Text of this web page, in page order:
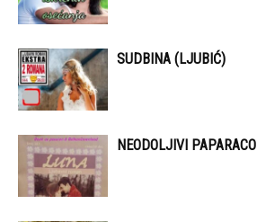
SUDBINA (LJUBIĆ)
NEODOLJIVI PAPARACO